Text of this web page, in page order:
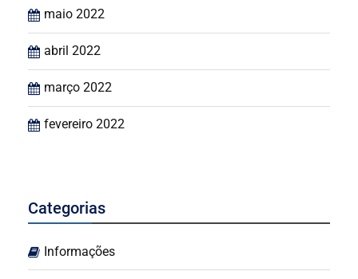
maio 2022
abril 2022
março 2022
fevereiro 2022
Categorias
Informações